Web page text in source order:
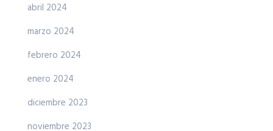
abril 2024
marzo 2024
febrero 2024
enero 2024
diciembre 2023
noviembre 2023